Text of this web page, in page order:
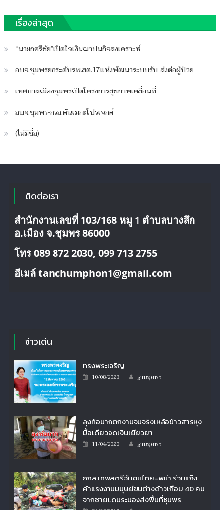
on
Author
ปิดความเห็นบน
ผ้า
พระราชทาน
ขึ้น
วัด
เรื่องล่าสุด
“นายกศรีชัย”เปิดใจเงินฌาปนกิจสงเคราะห์
อบจ.ชุมพรยกระดับรพ.สต.17แห่งพัฒนาระบบรับ-ส่งต่อผู้ป่วย
เทศบาลเมืองชุมพรเปิดโครงการสุขภาพเคลื่อนที่
อบจ.ชุมพร-กรอ.ดันเมกะโปรเจกต์
(ไม่มีชื่อ)
ติดต่อเรา
สำนักงานเลขที่ 103/168 หมู 1 ตำบลบางลึก
อ.เมือง จ.ชุมพร 86000
โทร 089 872 2030, 099 713 2755
อีเมล์ tanchumphon1@gmail.com
ข่าวเด่น
ทรงพระเจริญ
Posted
10/08/2023 Author
ฐานชุมพร
ลุงท้อมากตกงานจนจริงเหลือข้าวสารหุง
มื้อเดียวอดเงินเยียวยา
Posted
11/04/2020 Author
ฐานชุมพร
กกล.เทพสตรีจับคนไทย-พม่า ร่วมแก๊ง
ค้าแรงงานมนุษย์ขนต่างด้าวเกือบ 40 คน
จากชายแดนระนองส่งพื้นที่ชุมพร